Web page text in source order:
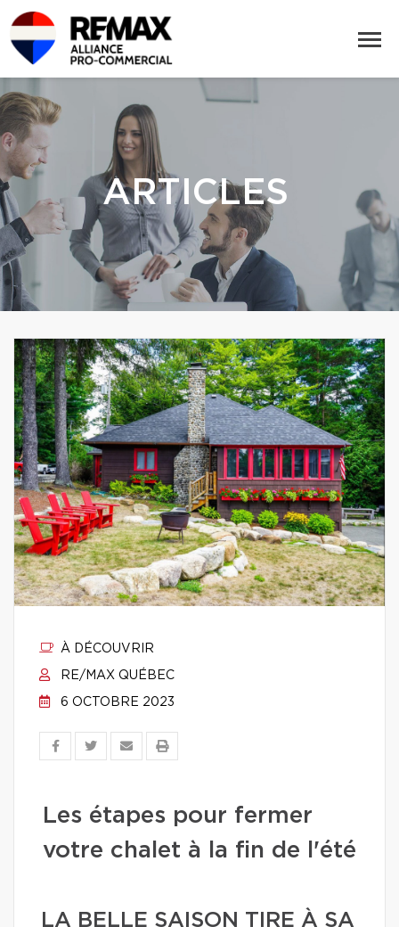
ARTICLES
À DÉCOUVRIR
RE/MAX QUÉBEC
6 OCTOBRE 2023
Les étapes pour fermer
votre chalet à la fin de l'été
LA BELLE SAISON TIRE À SA